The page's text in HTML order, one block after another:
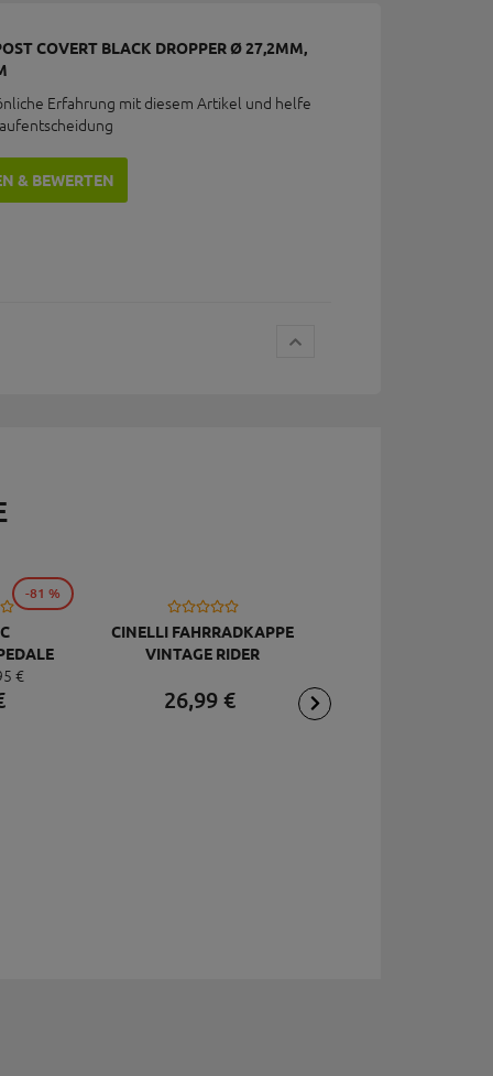
COVERT BLACK DROPPER Ø 27,2MM,
Erfahrung mit diesem Artikel und helfe
& BEWERTEN
€
-81 %
CINELLI FAHRRADKAPPE
VINTAGE RIDER
26,99€